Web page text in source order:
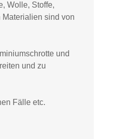
Wolle, Stoffe,
sind von
und
und zu
Fälle etc.